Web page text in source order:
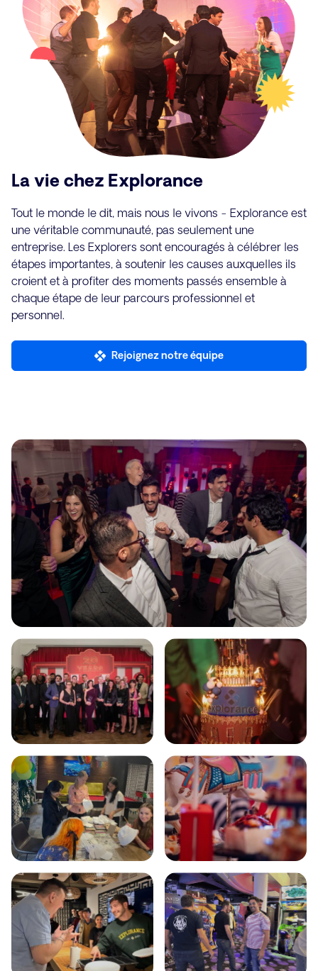
La vie chez Explorance
Tout le monde le dit, mais nous le vivons - Explorance est
une véritable communauté, pas seulement une
entreprise. Les Explorers sont encouragés à célébrer les
étapes importantes, à soutenir les causes auxquelles ils
croient et à profiter des moments passés ensemble à
chaque étape de leur parcours professionnel et
personnel.
Rejoignez notre équipe